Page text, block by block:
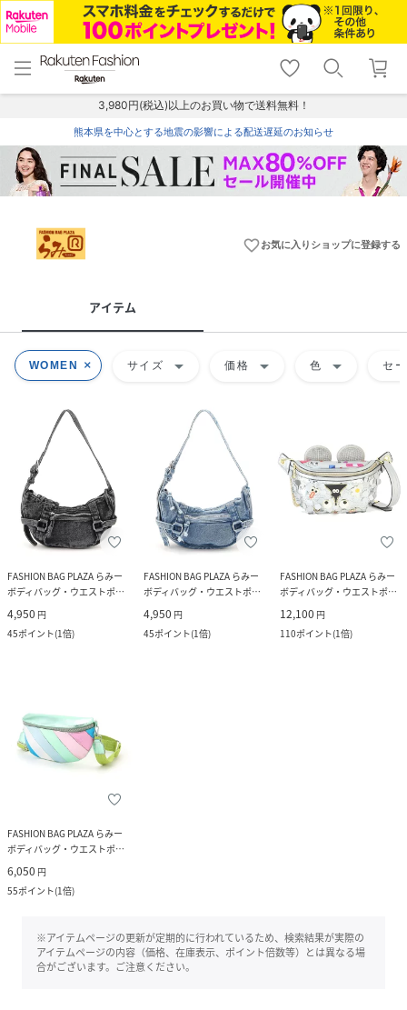
menu home
トップ
shopping_cart lock_outline
ログイン
3,980円(税込)以上のお買い物で送料無料！
熊本県を中心とする地震の影響による配送遅延のお知らせ
favorite_borderお気に入りショップに登録する
アイテム
WOMEN サイズ arrow_drop_down 価格 arrow_drop_down 色 arrow_drop_down セ
FASHION BAG PLAZA らみー
ボディバッグ・ウエストポーチ
4,950 円
45ポイント(1倍)
FASHION BAG PLAZA らみー
ボディバッグ・ウエストポーチ
4,950 円
45ポイント(1倍)
FASHION BAG PLAZA らみー
ボディバッグ・ウエストポーチ
12,100 円
110ポイント(1倍)
FASHION BAG PLAZA らみー
ボディバッグ・ウエストポーチ
6,050 円
55ポイント(1倍)
※アイテムページの更新が定期的に行われているため、検索結果が実際の
アイテムページの内容（価格、在庫表示、ポイント倍数等）とは異なる場
合がございます。ご注意ください。